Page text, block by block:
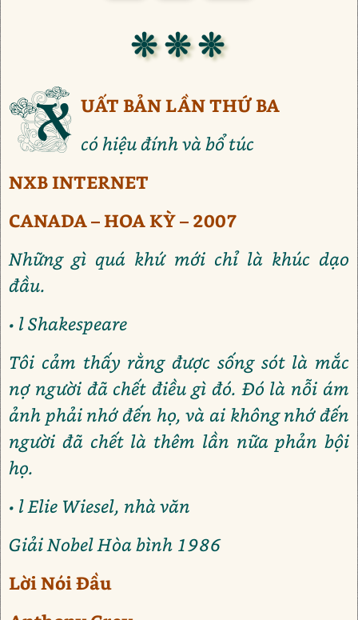
❊ ❊ ❊
X UẤT BẢN LẦN THỨ BA
có hiệu đính và bổ túc
NXB INTERNET
CANADA – HOA KỲ – 2007
Những gì quá khứ mới chỉ là khúc dạo
đầu.
• l Shakespeare
Tôi cảm thấy rằng được sống sót là mắc
nợ người đã chết điều gì đó. Đó là nỗi ám
ảnh phải nhớ đến họ, và ai không nhớ đến
người đã chết là thêm lần nữa phản bội
họ.
• l Elie Wiesel, nhà văn
Giải Nobel Hòa bình 1986
Lời Nói Đầu